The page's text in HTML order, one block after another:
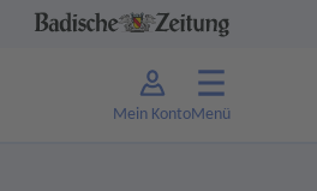
Mein KontoMenü